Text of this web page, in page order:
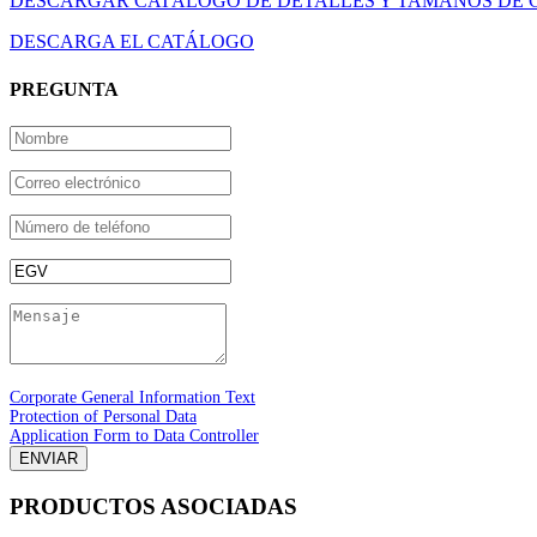
DESCARGA EL CATÁLOGO
PREGUNTA
Corporate General Information Text
Protection of Personal Data
Application Form to Data Controller
ENVIAR
PRODUCTOS ASOCIADAS